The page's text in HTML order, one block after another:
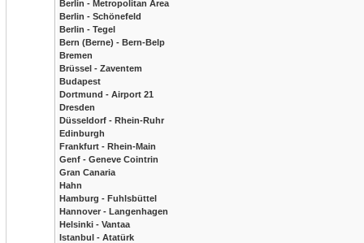
Berlin - Metropolitan Area
Berlin - Schönefeld
Berlin - Tegel
Bern (Berne) - Bern-Belp
Bremen
Brüssel - Zaventem
Budapest
Dortmund - Airport 21
Dresden
Düsseldorf - Rhein-Ruhr
Edinburgh
Frankfurt - Rhein-Main
Genf - Geneve Cointrin
Gran Canaria
Hahn
Hamburg - Fuhlsbüttel
Hannover - Langenhagen
Helsinki - Vantaa
Istanbul - Atatürk